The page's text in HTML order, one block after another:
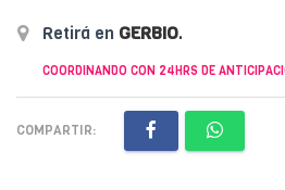
Retirá en GERBIO.
COORDINANDO CON 24HRS DE
COMPARTIR: